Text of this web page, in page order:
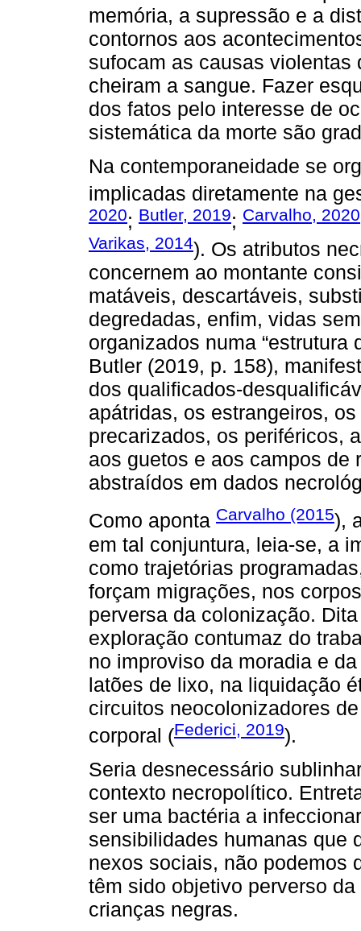
memória, a supressão e a
contornos aos
sufocam as causas
cheiram a sangue. Fazer
dos fatos pelo interesse de
sistemática da morte são
Na contemporaneidade se
implicadas diretamente na
2020; Butler, 2019; Carvalho, 2020
Varikas, 2014). Os atributos
concernem ao montante
matáveis, descartáveis,
degredadas, enfim, vidas
organizados numa “estrutura
Butler (2019, p. 158),
dos qualificados-
apátridas, os estrangeiros,
precarizados, os periféricos,
aos guetos e aos campos
abstraídos em dados
Como aponta Carvalho (2015),
em tal conjuntura, leia-se, a
como trajetórias
forçam migrações, nos
perversa da colonização.
exploração contumaz do
no improviso da moradia e
latões de lixo, na liquidação
circuitos neocolonizadores
corporal (Federici, 2019).
Seria desnecessário
contexto necropolítico.
ser uma bactéria a
sensibilidades humanas que
nexos sociais, não podemos
têm sido objetivo perverso
crianças negras.